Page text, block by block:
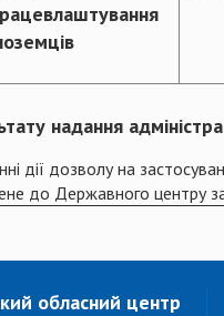
надання
дії дозволу на
до Державного центру
обласний центр